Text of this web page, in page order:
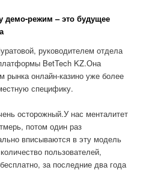
демо-режим – это будущее
руководителем отдела
BetTech KZ.Она
рынка онлайн-казино уже более
специфику.
осторожный.У нас менталитет
потом один раз
вписываются в эту модель
пользователей,
за последние два года